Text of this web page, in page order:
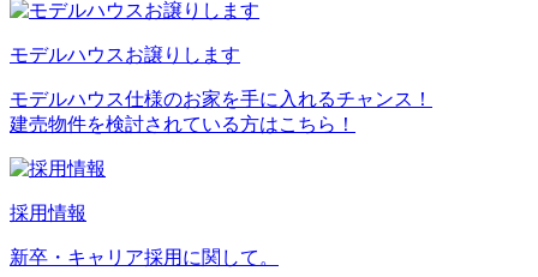
モデルハウスお譲りします
モデルハウス仕様のお家を手に入れるチャンス！
建売物件を検討されている方はこちら！
採用情報
新卒・キャリア採用に関して。